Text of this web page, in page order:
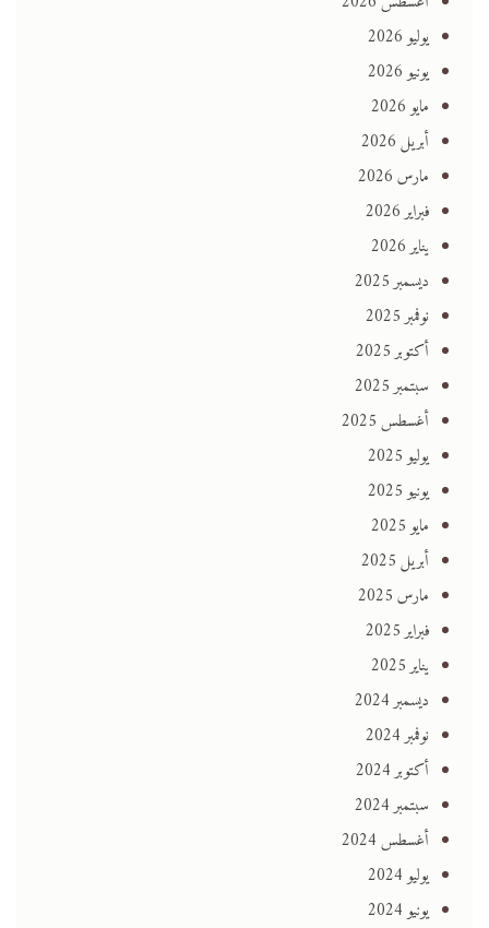
يوليو 2026
يونيو 2026
مايو 2026
أبريل 2026
مارس 2026
فبراير 2026
يناير 2026
ديسمبر 2025
نوفمبر 2025
أكتوبر 2025
سبتمبر 2025
أغسطس 2025
يوليو 2025
يونيو 2025
مايو 2025
أبريل 2025
مارس 2025
فبراير 2025
يناير 2025
ديسمبر 2024
نوفمبر 2024
أكتوبر 2024
سبتمبر 2024
أغسطس 2024
يوليو 2024
يونيو 2024